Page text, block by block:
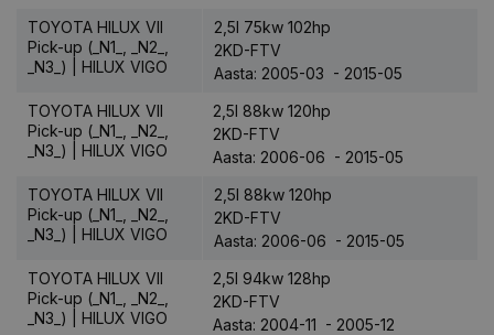
TOYOTA HILUX VII
Pick-up (_N1_, _N2_,
_N3_) | HILUX VIGO
2,5l 75kw 102hp
2KD-FTV
Aasta: 2005-03 - 2015-05
TOYOTA HILUX VII
Pick-up (_N1_, _N2_,
_N3_) | HILUX VIGO
2,5l 88kw 120hp
2KD-FTV
Aasta: 2006-06 - 2015-05
TOYOTA HILUX VII
Pick-up (_N1_, _N2_,
_N3_) | HILUX VIGO
2,5l 88kw 120hp
2KD-FTV
Aasta: 2006-06 - 2015-05
TOYOTA HILUX VII
Pick-up (_N1_, _N2_,
_N3_) | HILUX VIGO
2,5l 94kw 128hp
2KD-FTV
Aasta: 2004-11 - 2005-12